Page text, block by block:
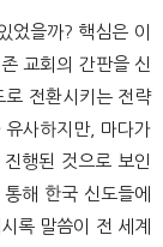
었을까? 핵심은 이
교회의 간판을 신
로 전환시키는 전략
유사하지만, 마다가
행된 것으로 보인
해 한국 신도들에
록 말씀이 전 세계